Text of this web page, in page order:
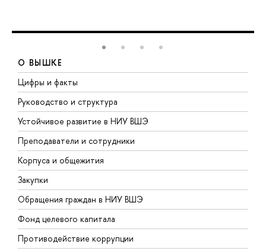
О ВЫШКЕ
Цифры и факты
Руководство и структура
Устойчивое развитие в НИУ ВШЭ
Преподаватели и сотрудники
Корпуса и общежития
Закупки
Обращения граждан в НИУ ВШЭ
Фонд целевого капитала
Противодействие коррупции